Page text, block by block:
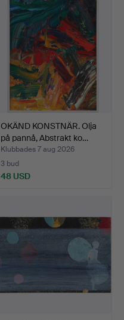
OKÄND KONSTNÄR. Olja
på pannå, Abstrakt ko…
Klubbades 7 aug 2026
3 bud
48 USD